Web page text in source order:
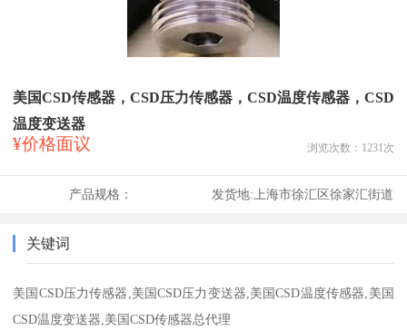
美国CSD传感器，CSD压力传感器，CSD温度传感器，CSD
温度变送器
¥价格面议 浏览次数： 1231 次
产品规格： 发货地:上海市徐汇区徐家汇街道
关键词
美国CSD压力传感器,美国CSD压力变送器,美国CSD温度传感器,美国
CSD温度变送器,美国CSD传感器总代理